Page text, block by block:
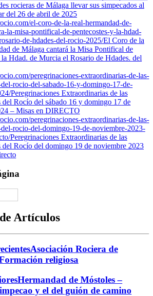
rocieras de Málaga llevar sus simpecados al
del 26 de abril de 2025
el-coro-de-la-real-hermandad-de-
la-misa-pontifical-de-pentecostes-y-la-hdad-
de-hdades-del-rocio-2025/El Coro de la
de Málaga cantará la Misa Pontifical de
la Hdad. de Murcia el Rosario de Hdades. del
peregrinaciones-extraordinarias-de-las-
del-rocio-del-sabado-16-y-domingo-17-de-
Peregrinaciones Extraordinarias de las
del Rocío del sábado 16 y domingo 17 de
– Misas en DIRECTO
peregrinaciones-extraordinarias-de-las-
del-rocio-del-domingo-19-de-noviembre-2023-
Peregrinaciones Extraordinarias de las
del Rocío del domingo 19 de noviembre 2023
Artículos
Asociación Rociera de
religiosa
Hermandad de Móstoles –
y el del guión de camino